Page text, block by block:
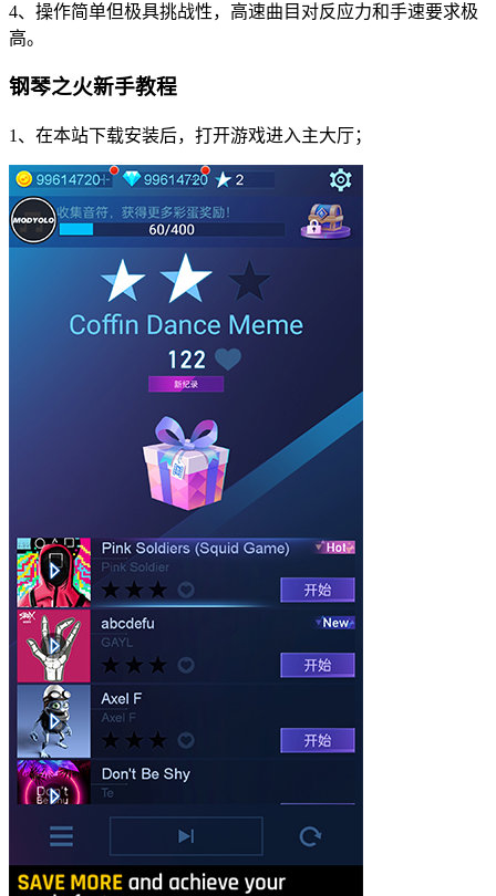
4、操作简单但极具挑战性，高速曲目对反应力和手速要求极
高。
钢琴之火新手教程
1、在本站下载安装后，打开游戏进入主大厅；